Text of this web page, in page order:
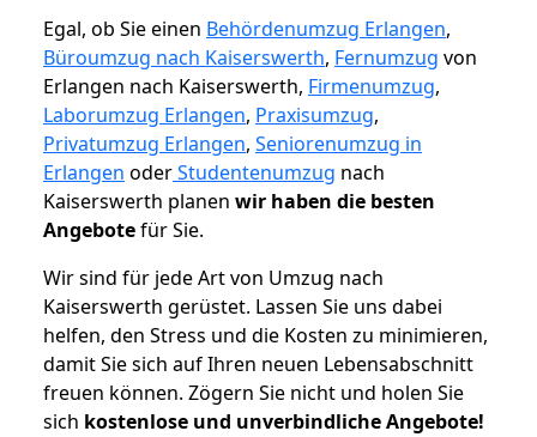
Egal, ob Sie einen Behördenumzug Erlangen,
Büroumzug nach Kaiserswerth, Fernumzug von
Erlangen nach Kaiserswerth, Firmenumzug,
Laborumzug Erlangen, Praxisumzug,
Privatumzug Erlangen, Seniorenumzug in
Erlangen oderStudentenumzug nach
Kaiserswerth planen wir haben die besten
Angebotefür Sie.
Wir sind für jede Art von Umzug nach
Kaiserswerth gerüstet. Lassen Sie uns dabei
helfen, den Stress und die Kosten zu minimieren,
damit Sie sich auf Ihren neuen Lebensabschnitt
freuen können. Zögern Sie nicht und holen Sie
sich kostenlose und unverbindliche Angebote!